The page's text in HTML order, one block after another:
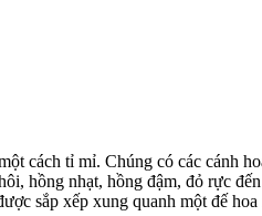
cách tỉ mỉ. Chúng có các cánh
hồng nhạt, hồng đậm, đỏ rực
sắp xếp xung quanh một đế